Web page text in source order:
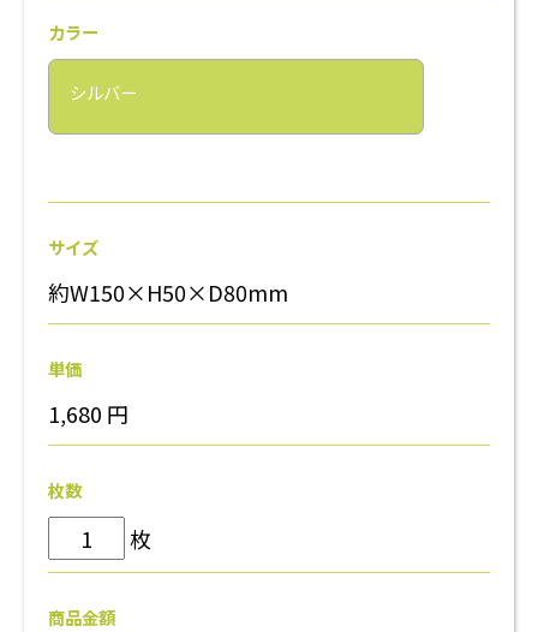
カラー
シルバー
サイズ
約W150×H50×D80mm
単価
1,680 円
枚数
枚
商品金額